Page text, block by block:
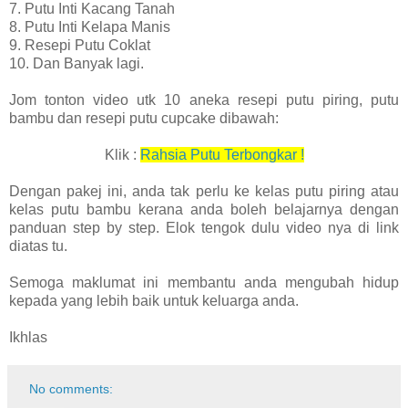
7. Putu Inti Kacang Tanah
8. Putu Inti Kelapa Manis
9. Resepi Putu Coklat
10. Dan Banyak lagi.
Jom tonton video utk 10 aneka resepi putu piring, putu
bambu dan resepi putu cupcake dibawah:
Klik : Rahsia Putu Terbongkar !
Dengan pakej ini, anda tak perlu ke kelas putu piring atau
kelas putu bambu kerana anda boleh belajarnya dengan
panduan step by step. Elok tengok dulu video nya di link
diatas tu.
Semoga maklumat ini membantu anda mengubah hidup
kepada yang lebih baik untuk keluarga anda.
Ikhlas
No comments: